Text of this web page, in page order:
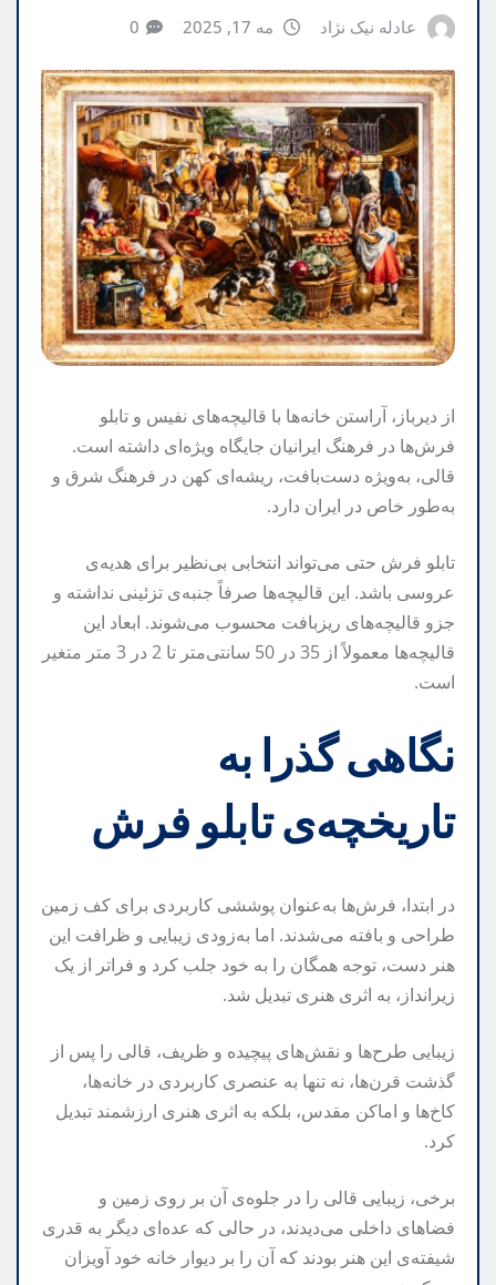
عادله نیک نژاد مه 17, 2025 0
از دیرباز، آراستن خانه‌ها با قالیچه‌های نفیس و تابلو
فرش‌ها در فرهنگ ایرانیان جایگاه ویژه‌ای داشته است.
قالی، به‌ویژه دست‌بافت، ریشه‌ای کهن در فرهنگ شرق و
به‌طور خاص در ایران دارد.
تابلو فرش حتی می‌تواند انتخابی بی‌نظیر برای هدیه‌ی
عروسی باشد. این قالیچه‌ها صرفاً جنبه‌ی تزئینی نداشته و
جزو قالیچه‌های ریزبافت محسوب می‌شوند. ابعاد این
قالیچه‌ها معمولاً از 35 در 50 سانتی‌متر تا 2 در 3 متر متغیر
است.
نگاهی گذرا به
تاریخچه‌ی تابلو فرش
در ابتدا، فرش‌ها به‌عنوان پوششی کاربردی برای کف زمین
طراحی و بافته می‌شدند. اما به‌زودی زیبایی و ظرافت این
هنر دست، توجه همگان را به خود جلب کرد و فراتر از یک
زیرانداز، به اثری هنری تبدیل شد.
زیبایی طرح‌ها و نقش‌های پیچیده و ظریف، قالی را پس از
گذشت قرن‌ها، نه تنها به عنصری کاربردی در خانه‌ها،
کاخ‌ها و اماکن مقدس، بلکه به اثری هنری ارزشمند تبدیل
کرد.
برخی، زیبایی قالی را در جلوه‌ی آن بر روی زمین و
فضاهای داخلی می‌دیدند، در حالی که عده‌ای دیگر به قدری
شیفته‌ی این هنر بودند که آن را بر دیوار خانه خود آویزان